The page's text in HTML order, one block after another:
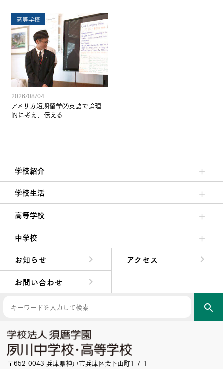
高等学校
2026/08/04
アメリカ短期留学②英語で論理
的に考え、伝える
学校紹介
理事長/学園長メッセージ
安心して任せられる学校
沿革
施設・設備
大学合格実績
学校生活
クラブ活動・生徒会活動
夙川ブログ
制服紹介
夙川カレンダー
高等学校
高校校長からの挨拶
高校の教育方針／特色
特進コース／進学コース
年間行事
先輩たちの声・生徒たちの声
中学校
中学校長からの挨拶
中学校の教育方針／特色
Aコース／Bコース
年間行事
先輩たちの声・生徒たちの声
お知らせ
アクセス
お問い合わせ
search
〒652-0043 兵庫県神戸市兵庫区会下山町1-7-1